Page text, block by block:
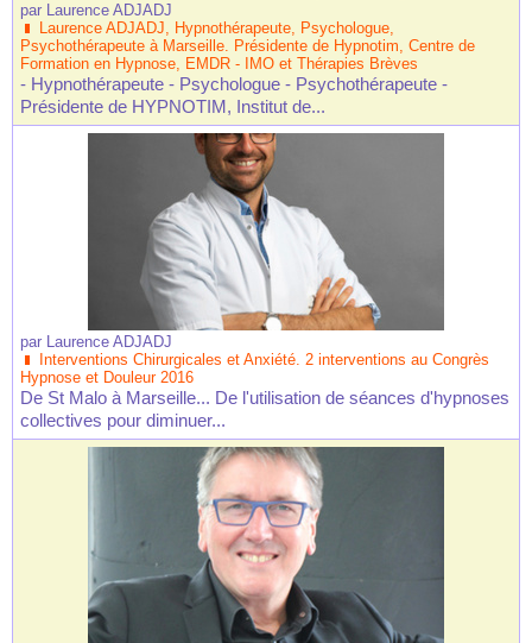
par Laurence ADJADJ
Laurence ADJADJ, Hypnothérapeute, Psychologue,
Psychothérapeute à Marseille. Présidente de Hypnotim, Centre de
Formation en Hypnose, EMDR - IMO et Thérapies Brèves
- Hypnothérapeute - Psychologue - Psychothérapeute -
Présidente de HYPNOTIM, Institut de...
par Laurence ADJADJ
Interventions Chirurgicales et Anxiété. 2 interventions au Congrès
Hypnose et Douleur 2016
De St Malo à Marseille... De l'utilisation de séances d'hypnoses
collectives pour diminuer...